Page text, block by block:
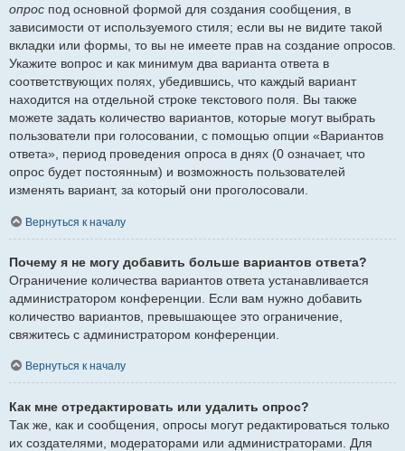
опрос под основной формой для создания сообщения, в
зависимости от используемого стиля; если вы не видите такой
вкладки или формы, то вы не имеете прав на создание опросов.
Укажите вопрос и как минимум два варианта ответа в
соответствующих полях, убедившись, что каждый вариант
находится на отдельной строке текстового поля. Вы также
можете задать количество вариантов, которые могут выбрать
пользователи при голосовании, с помощью опции «Вариантов
ответа», период проведения опроса в днях (0 означает, что
опрос будет постоянным) и возможность пользователей
изменять вариант, за который они проголосовали.
Вернуться к началу
Почему я не могу добавить больше вариантов ответа?
Ограничение количества вариантов ответа устанавливается
администратором конференции. Если вам нужно добавить
количество вариантов, превышающее это ограничение,
свяжитесь с администратором конференции.
Вернуться к началу
Как мне отредактировать или удалить опрос?
Так же, как и сообщения, опросы могут редактироваться только
их создателями, модераторами или администраторами. Для